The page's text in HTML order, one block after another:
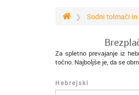
Sodni tolmači
Za spletno prevajanje iz
točno. Najboljše je, da se
Hebrejski